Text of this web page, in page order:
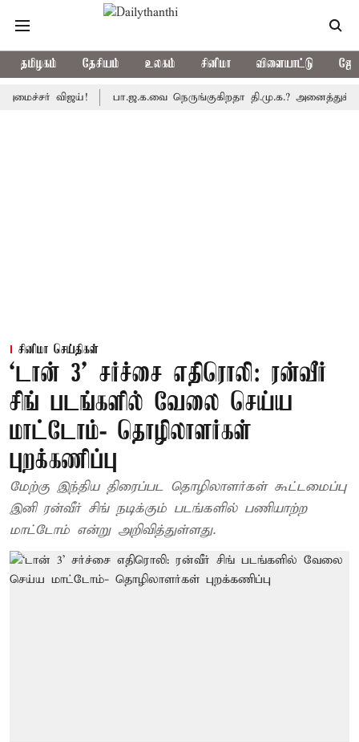
தமிழகம் தேசியம் உலகம் சினிமா விளையாட்டு
விஜய்! பா.ஜ.க.வை நெருங்குகிறதா தி.மு.க.?
சினிமா செய்திகள்
‘டான் 3’ சர்ச்சை எதிரொலி: ரன்வீர்
சிங் படங்களில் வேலை செய்ய
மாட்டோம்- தொழிலாளர்கள்
புறக்கணிப்பு
மேற்கு இந்திய திரைப்பட தொழிலாளர்கள் கூட்டமைப்பு
இனி ரன்வீர் சிங் நடிக்கும் படங்களில் பணியாற்ற
மாட்டோம் என்று அறிவித்துள்ளது.